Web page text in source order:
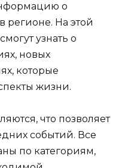
о
регионе. На этой
узнать о
новых
которые
жизни.
что позволяет
событий. Все
по категориям,